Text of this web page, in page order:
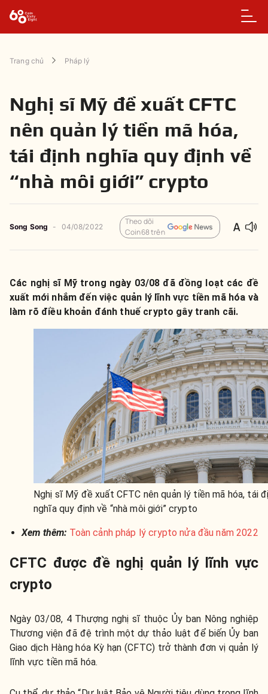
Trang chủ Pháp lý
Nghị sĩ Mỹ đề xuất CFTC
nên quản lý tiền mã hóa,
tái định nghĩa quy định về
“nhà môi giới” crypto
Song Song - 04/08/2022
Theo dõi
Coin68 trên
Các nghị sĩ Mỹ trong ngày 03/08 đã đồng loạt các đề
xuất mới nhắm đến việc quản lý lĩnh vực tiền mã hóa và
làm rõ điều khoản đánh thuế crypto gây tranh cãi.
Nghị sĩ Mỹ đề xuất CFTC nên quản lý tiền mã hóa, tái
nghĩa quy định về “nhà môi giới” crypto
Xem thêm: Toàn cảnh pháp lý crypto nửa đầu năm 2022
CFTC được đề nghị quản lý lĩnh vực
crypto
Ngày 03/08, 4 Thượng nghị sĩ thuộc Ủy ban Nông nghiệp
Thương viện đã đệ trình một dự thảo luật để biến Ủy ban
Giao dịch Hàng hóa Kỳ hạn (CFTC) trở thành đơn vị quản lý
lĩnh vực tiền mã hóa.